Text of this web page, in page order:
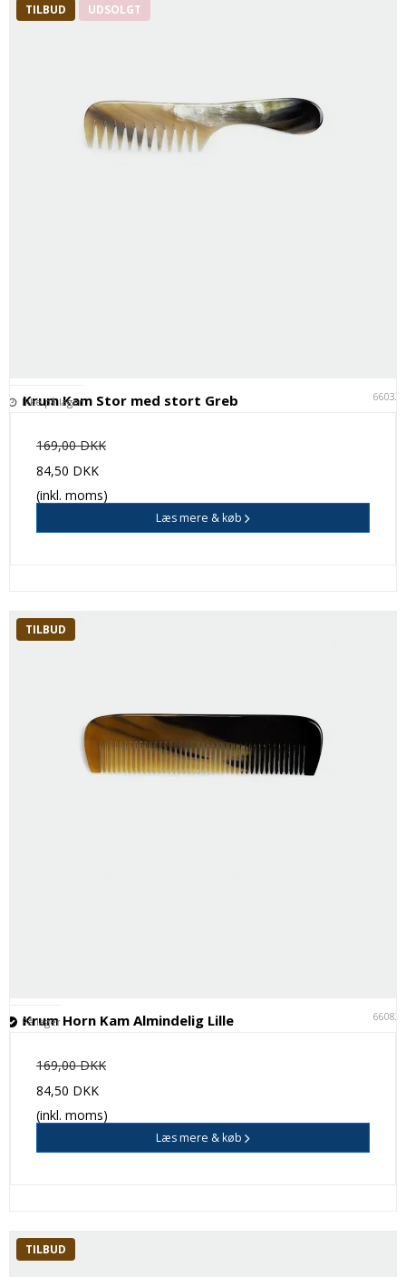
TILBUD UDSOLGT
Krum Kam Stor med stort Greb 66032
Ikke på lager
169,00 DKK
84,50 DKK
(inkl. moms)
Læs mere & køb
TILBUD
Krum Horn Kam Almindelig Lille 66082
På lager
169,00 DKK
84,50 DKK
(inkl. moms)
Læs mere & køb
TILBUD